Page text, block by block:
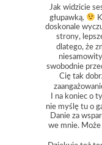
Jak widzicie
głupawką.
doskonale
strony,
dlatego, że
swobodnie
Cię tak
I na koniec o
nie myślę tu o
Danie za
we mnie. Może